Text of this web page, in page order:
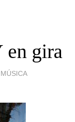
gira
MÚSICA